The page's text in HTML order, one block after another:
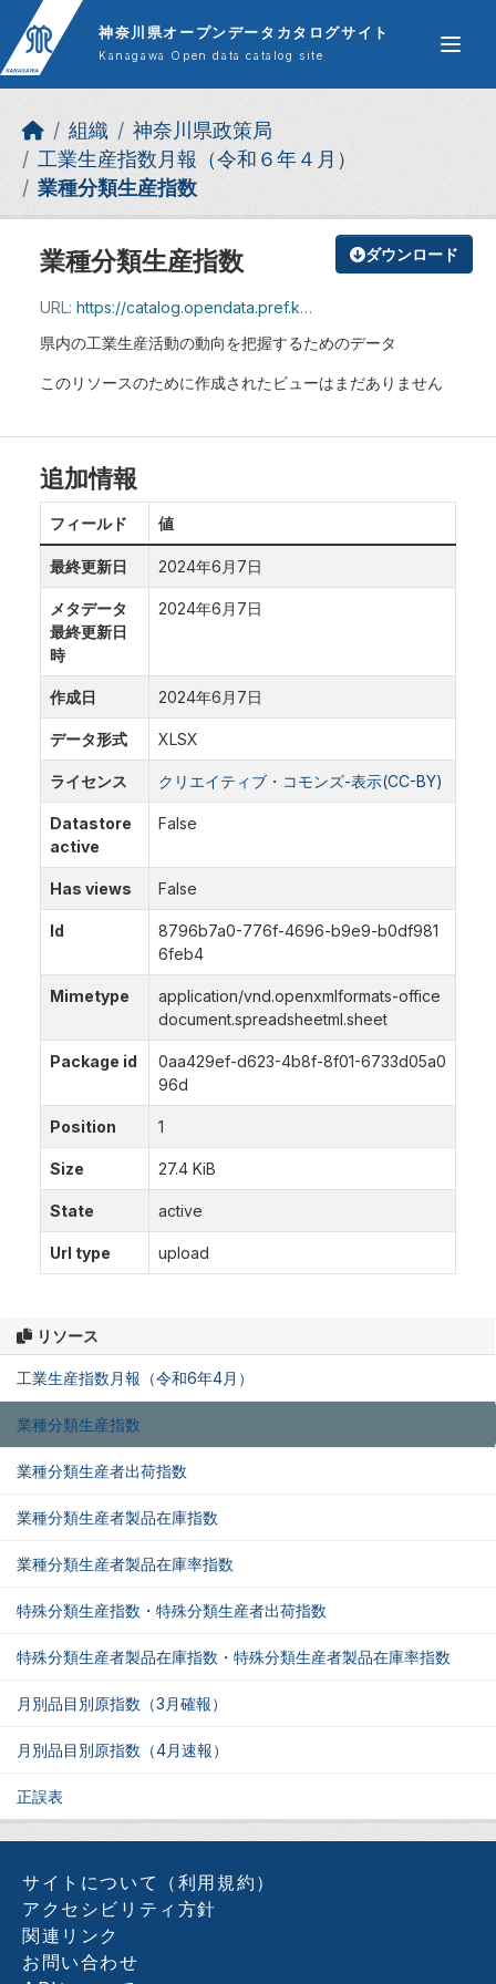
Skip to main content
神奈川県オープンデータカタログサイト
Kanagawa Open data catalog site
組織
神奈川県政策局
工業生産指数月報（令和６年４月）
業種分類生産指数
ダウンロード
業種分類生産指数
URL: https://catalog.opendata.pref.kanagawa.jp/dataset/0aa429ef-d623-4b8f-8f01-6733d05a096d/resource/8796b7a0-776f-4696-b9e9-b0df9816feb4/download/kshisu01.xlsx
県内の工業生産活動の動向を把握するためのデータ
このリソースのために作成されたビューはまだありません
リソース
工業生産指数月報（令和6年4月）
業種分類生産指数
業種分類生産者出荷指数
業種分類生産者製品在庫指数
業種分類生産者製品在庫率指数
特殊分類生産指数・特殊分類生産者出荷指数
特殊分類生産者製品在庫指数・特殊分類生産者製品在庫率指数
月別品目別原指数（3月確報）
月別品目別原指数（4月速報）
正誤表
追加情報
フィールド 値
最終更新日 2024年6月7日
メタデータ
最終更新日
時
2024年6月7日
作成日 2024年6月7日
データ形式 XLSX
ライセンス クリエイティブ・コモンズ-表示(CC-BY)
Datastore
active
False
Has views False
Id
8796b7a0-776f-4696-b9e9-b0df981
6feb4
Mimetype
application/vnd.openxmlformats-office
document.spreadsheetml.sheet
Package id
0aa429ef-d623-4b8f-8f01-6733d05a0
96d
Position 1
Size 27.4 KiB
State active
Url type upload
サイトについて（利用規約）
アクセシビリティ方針
関連リンク
お問い合わせ